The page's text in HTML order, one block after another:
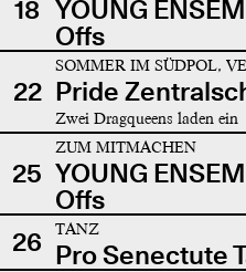
18 YOUNG
Offs
22
SOMMER IM SÜDPOL,
Pride
Zwei Dragqueens laden ein
25
ZUM MITMACHEN
YOUNG
Offs
26
TANZ
Pro Senectute